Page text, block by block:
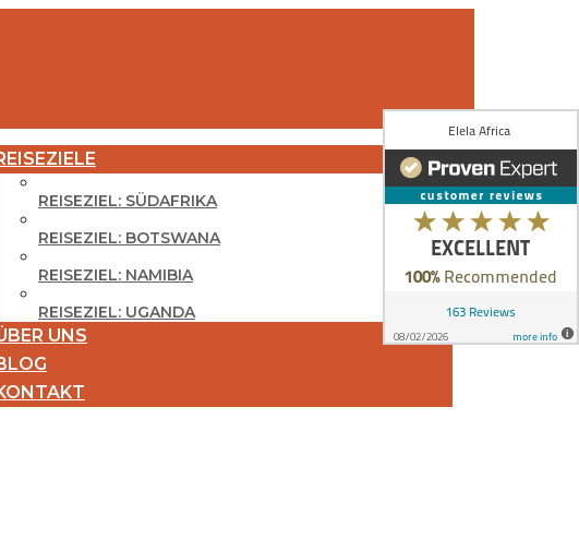
REISEZIEL: SÜDAFRIKA
REISEZIEL: BOTSWANA
REISEZIEL: NAMIBIA
REISEZIEL: UGANDA
UNS